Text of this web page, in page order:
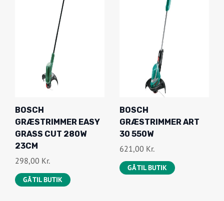
BOSCH
GRÆSTRIMMER EASY
GRASS CUT 280W
23CM
298,00 Kr.
GÅ TIL BUTIK
BOSCH
GRÆSTRIMMER ART
30 550W
621,00 Kr.
GÅ TIL BUTIK